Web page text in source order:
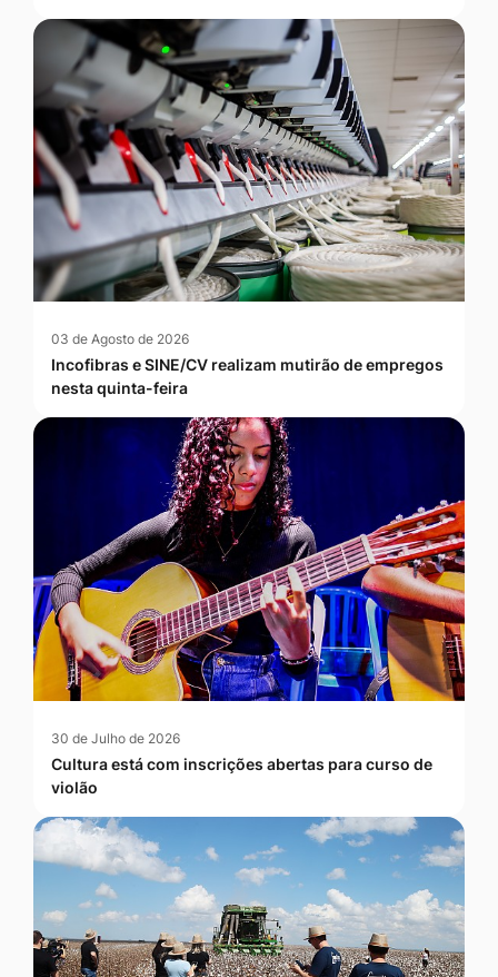
03 de Agosto de 2026
Incofibras e SINE/CV realizam mutirão de empregos
nesta quinta-feira
30 de Julho de 2026
Cultura está com inscrições abertas para curso de
violão